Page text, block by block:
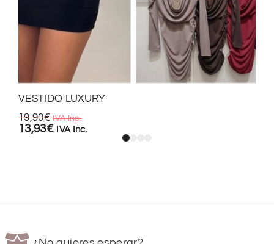
VESTIDO LUXURY
19,90€ IVA Inc.
13,93€ IVA Inc.